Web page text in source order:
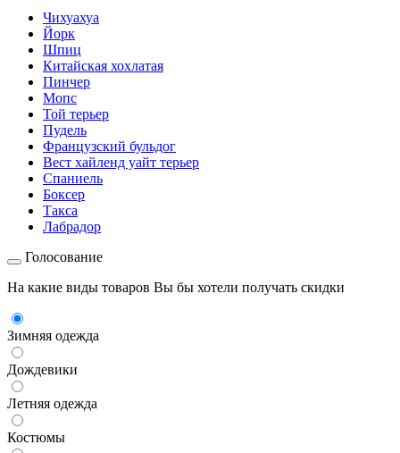
Чихуахуа
Йорк
Шпиц
Китайская хохлатая
Пинчер
Мопс
Той терьер
Пудель
Французский бульдог
Вест хайленд уайт терьер
Спаниель
Боксер
Такса
Лабрадор
Голосование
На какие виды товаров Вы бы хотели получать скидки
Зимняя одежда
Дождевики
Летняя одежда
Костюмы